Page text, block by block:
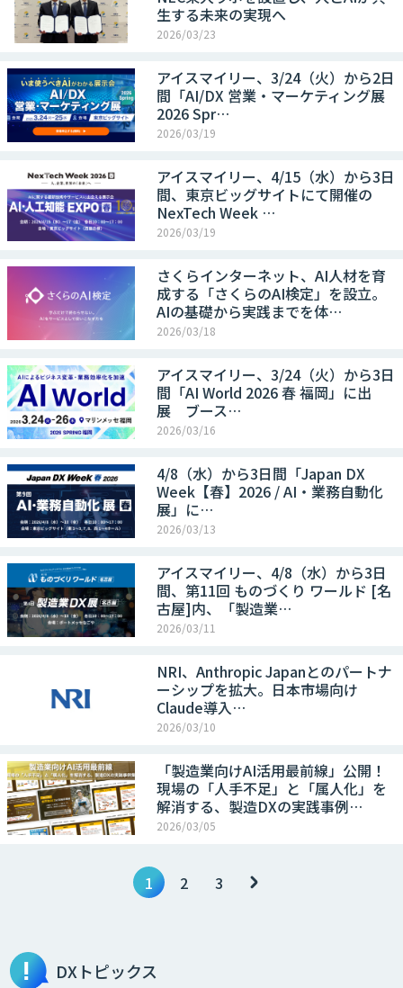
生する未来の実現へ
2026/03/23
アイスマイリー、3/24（火）から2日
間「AI/DX 営業・マーケティング展
2026 Spr…
2026/03/19
アイスマイリー、4/15（水）から3日
間、東京ビッグサイトにて開催の
NexTech Week …
2026/03/19
さくらインターネット、AI人材を育
成する「さくらのAI検定」を設立。
AIの基礎から実践までを体…
2026/03/18
アイスマイリー、3/24（火）から3日
間「AI World 2026 春 福岡」に出
展 ブース…
2026/03/16
4/8（水）から3日間「Japan DX
Week【春】2026 / AI・業務自動化
展」に…
2026/03/13
アイスマイリー、4/8（水）から3日
間、第11回 ものづくり ワールド [名
古屋]内、「製造業…
2026/03/11
NRI、Anthropic Japanとのパートナ
ーシップを拡大。日本市場向け
Claude導入…
2026/03/10
「製造業向けAI活用最前線」公開！
現場の「人手不足」と「属人化」を
解消する、製造DXの実践事例…
2026/03/05
1 2 3
DXトピックス